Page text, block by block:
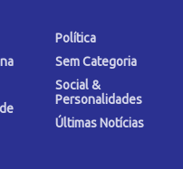
Política
Sem Categoria
Social &
Personalidades
Últimas Notícias